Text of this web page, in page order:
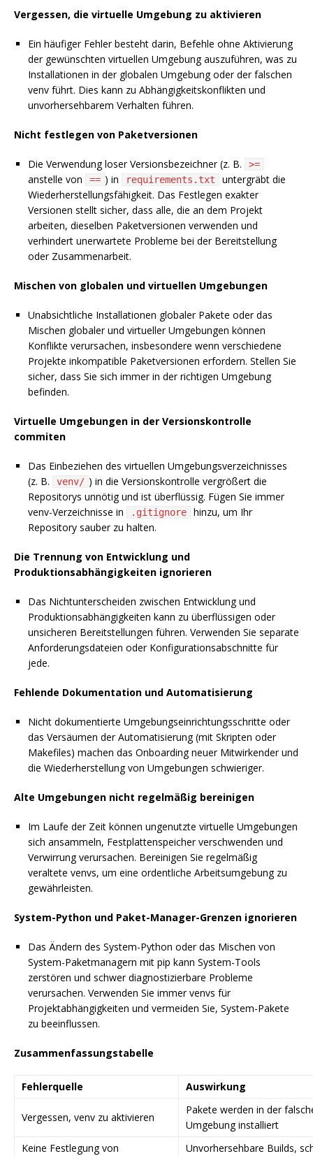
Vergessen, die virtuelle Umgebung zu aktivieren
Ein häufiger Fehler besteht darin, Befehle ohne Aktivierung
der gewünschten virtuellen Umgebung auszuführen, was zu
Installationen in der globalen Umgebung oder der falschen
venv führt. Dies kann zu Abhängigkeitskonflikten und
unvorhersehbarem Verhalten führen.
Nicht festlegen von Paketversionen
Die Verwendung loser Versionsbezeichner (z. B. >=
anstelle von == ) in requirements.txt
untergräbt die
Wiederherstellungsfähigkeit. Das Festlegen exakter
Versionen stellt sicher, dass alle, die an dem Projekt
arbeiten, dieselben Paketversionen verwenden und
verhindert unerwartete Probleme bei der Bereitstellung
oder Zusammenarbeit.
Mischen von globalen und virtuellen Umgebungen
Unabsichtliche Installationen globaler Pakete oder das
Mischen globaler und virtueller Umgebungen können
Konflikte verursachen, insbesondere wenn verschiedene
Projekte inkompatible Paketversionen erfordern. Stellen Sie
sicher, dass Sie sich immer in der richtigen Umgebung
befinden.
Virtuelle Umgebungen in der Versionskontrolle
commiten
Das Einbeziehen des virtuellen Umgebungsverzeichnisses
(z. B.
venv/ ) in die Versionskontrolle vergrößert die
Repositorys unnötig und ist überflüssig. Fügen Sie immer
venv-Verzeichnisse in
.gitignore
hinzu, um Ihr
Repository sauber zu halten.
Die Trennung von Entwicklung und
Produktionsabhängigkeiten ignorieren
Das Nichtunterscheiden zwischen Entwicklung und
Produktionsabhängigkeiten kann zu überflüssigen oder
unsicheren Bereitstellungen führen. Verwenden Sie separate
Anforderungsdateien oder Konfigurationsabschnitte für
jede.
Fehlende Dokumentation und Automatisierung
Nicht dokumentierte Umgebungseinrichtungsschritte oder
das Versäumen der Automatisierung (mit Skripten oder
Makefiles) machen das Onboarding neuer Mitwirkender und
die Wiederherstellung von Umgebungen schwieriger.
Alte Umgebungen nicht regelmäßig bereinigen
Im Laufe der Zeit können ungenutzte virtuelle Umgebungen
sich ansammeln, Festplattenspeicher verschwenden und
Verwirrung verursachen. Bereinigen Sie regelmäßig
veraltete venvs, um eine ordentliche Arbeitsumgebung zu
gewährleisten.
System-Python und Paket-Manager-Grenzen ignorieren
Das Ändern des System-Python oder das Mischen von
System-Paketmanagern mit pip kann System-Tools
zerstören und schwer diagnostizierbare Probleme
verursachen. Verwenden Sie immer venvs für
Projektabhängigkeiten und vermeiden Sie, System-Pakete
zu beeinflussen.
Zusammenfassungstabelle
Fehlerquelle Auswirkung
Vergessen, venv zu aktivieren
Pakete werden in der
Umgebung installiert
Keine Festlegung von
Unvorhersehbare Builds,